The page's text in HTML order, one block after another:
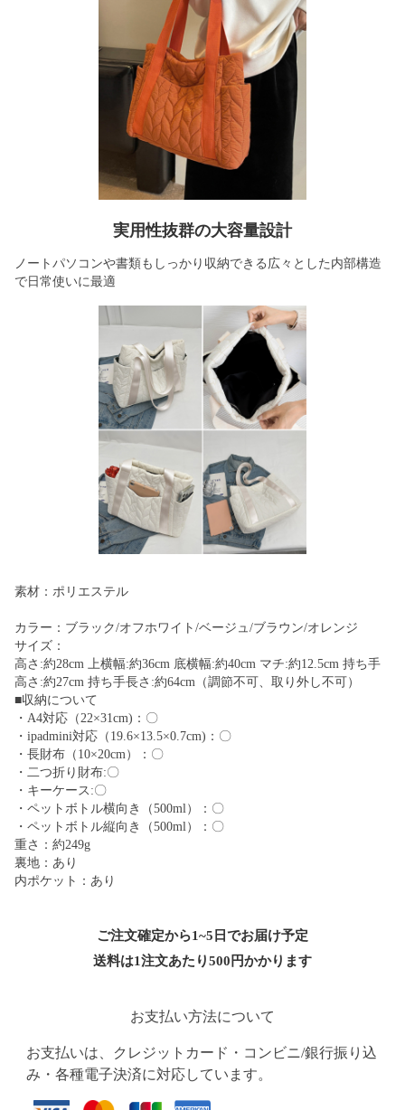
実用性抜群の大容量設計
ノートパソコンや書類もしっかり収納できる広々とした内部構造
で日常使いに最適
素材：ポリエステル
カラー：ブラック/オフホワイト/ベージュ/ブラウン/オレンジ
サイズ：
高さ:約28cm 上横幅:約36cm 底横幅:約40cm マチ:約12.5cm 持ち手
高さ:約27cm 持ち手長さ:約64cm（調節不可、取り外し不可）
■収納について
・A4対応（22×31cm)：〇
・ipadmini対応（19.6×13.5×0.7cm)：〇
・長財布（10×20cm）：〇
・二つ折り財布:〇
・キーケース:〇
・ペットボトル横向き（500ml）：〇
・ペットボトル縦向き（500ml）：〇
重さ：約249g
裏地：あり
内ポケット：あり
ご注文確定から1~5日でお届け予定
送料は1注文あたり500 円かかります
お支払い方法について
お支払いは、クレジットカード・コンビニ/銀行振り込
み・各種電子決済に対応しています。